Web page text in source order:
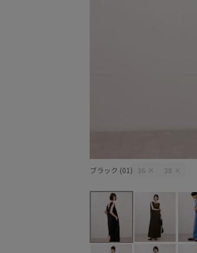
ブラック (01) 36 × 38 ×